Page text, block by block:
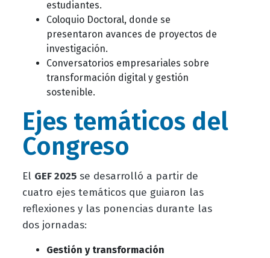
estudiantes.
Coloquio Doctoral, donde se
presentaron avances de proyectos de
investigación.
Conversatorios empresariales sobre
transformación digital y gestión
sostenible.
Ejes temáticos del
Congreso
El GEF 2025se desarrolló a partir de
cuatro ejes temáticos que guiaron las
reflexiones y las ponencias durante las
dos jornadas:
Gestión y transformación